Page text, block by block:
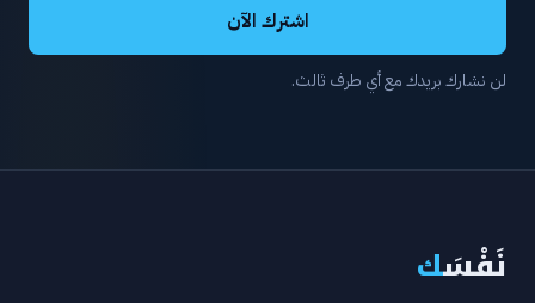
اشترك الآن
لن نشارك بريدك مع أي طرف ثالث.
نَفْسَك